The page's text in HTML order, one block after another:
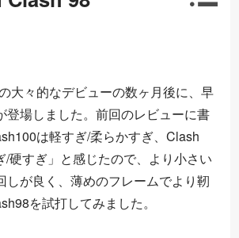
大々的なデビューの数ヶ月後に、早
登場しました。前回のレビューに書
は軽すぎ/柔らかすぎ、Clash
/硬すぎ」と感じたので、より小さい
しが良く、薄めのフレームでより靭
を試打してみました。